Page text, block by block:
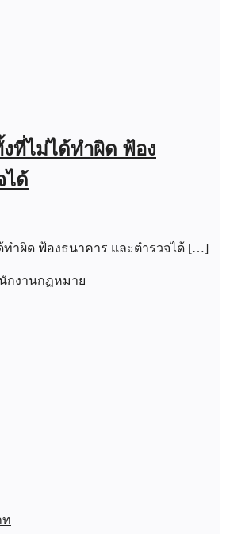
ที่ไม่ได้ทำผิด ฟ้อง
ได้
ำผิด ฟ้องธนาคาร และตำรวจได้ […]
กงานกฏหมาย